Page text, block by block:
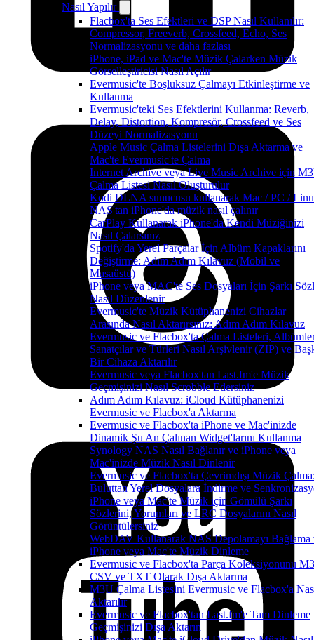
Nasıl Yapılır
Flacbox'ta Ses Efektleri ve DSP Nasıl Kullanılır:
Compressor, Freeverb, Crossfeed, Echo, Ses
Normalizasyonu ve daha fazlası
iPhone, iPad ve Mac'te Müzik Çalarken Müzik
Görselleştiricisi Nasıl Açılır
Evermusic'te Boşluksuz Çalmayı Etkinleştirme ve
Kullanma
Evermusic'teki Ses Efektlerini Kullanma: Reverb,
Delay, Distortion, Kompresör, Crossfeed ve Ses
Düzeyi Normalizasyonu
Apple Music Çalma Listelerini Dışa Aktarma ve
Mac'te Evermusic'te Çalma
Internet Archive veya Live Music Archive için
Çalma Listesi Nasıl Oluşturulur
Kodi DLNA sunucusu kullanarak Mac / PC /
NAS'tan iPhone'da müzik nasıl çalınır
CarPlay Kullanarak iPhone'da Kendi Müziğinizi
Nasıl Çalarsınız
Spotify'da Yerel Parçalar İçin Albüm Kapaklarını
Değiştirme: Adım Adım Kılavuz (Mobil ve
Masaüstü)
iPhone veya MAC'te Ses Dosyaları İçin Şarkı
Nasıl Düzenlenir
Evermusic'te Müzik Kütüphanenizi Cihazlar
Arasında Nasıl Aktarırsınız: Adım Adım Kılavuz
Evermusic ve Flacbox'ta Çalma Listeleri,
Sanatçılar ve Türleri Nasıl Arşivlenir (ZIP) ve
Bir Cihaza Aktarılır
Evermusic veya Flacbox'tan Last.fm'e Müzik
Geçmişinizi Nasıl Scrobble Edersiniz
Adım Adım Kılavuz: iCloud Kütüphanenizi
Evermusic ve Flacbox'a Aktarma
Evermusic ve Flacbox'ta iPhone ve Mac'inizde
Dinamik Şu An Çalınan Widget'larını Kullanma
Synology NAS Nasıl Bağlanır ve iPhone veya
Mac'inizde Müzik Nasıl Dinlenir
Evermusic ve Flacbox'ta Çevrimdışı Müzik
Buluttan Yerel Dosyalara İndirme ve
iPhone veya Mac'te Müzik için Gömülü Şarkı
Sözlerini, Yorumları ve LRC Dosyalarını Nasıl
Görüntülersiniz
WebDAV Kullanarak NAS Depolamayı Bağlama
iPhone veya Mac'te Müzik Dinleme
Evermusic ve Flacbox'ta Parça Koleksiyonunu
CSV ve TXT Olarak Dışa Aktarma
M3U Çalma Listesini Evermusic ve Flacbox'a
Aktarılır
Evermusic ve Flacbox'tan Last.fm'e Tam Dinleme
Geçmişinizi Dışa Aktarın